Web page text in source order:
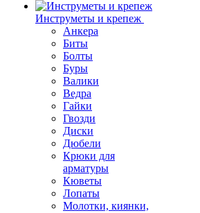
Инструметы и крепеж
Анкера
Биты
Болты
Буры
Валики
Ведра
Гайки
Гвозди
Диски
Дюбели
Крюки для
арматуры
Кюветы
Лопаты
Молотки, киянки,